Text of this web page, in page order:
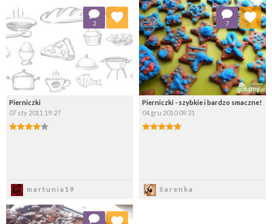
Pierniczki
07 sty 2011 19:27
martunia19
2
Dodaj do ulubionych
Wybierz listę:
Pierniczki - szybkie i bardzo smaczne!
04 gru 2010 09:31
Sarenka
7
Dodaj do ulubionych
Wybierz listę:
Dodaj do ulubionych